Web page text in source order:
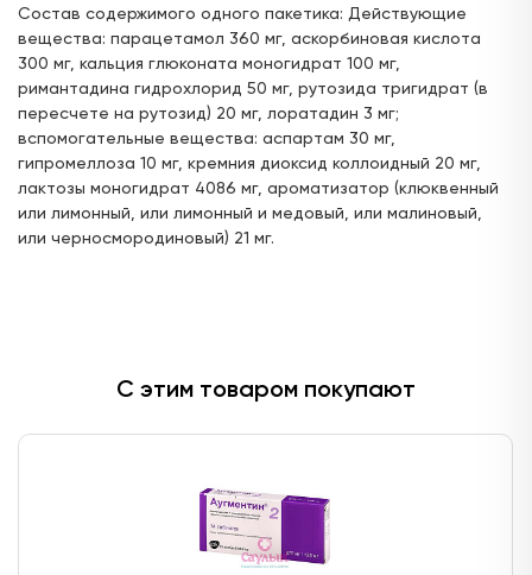
Доступно: 4321 В наличии: 1
ул. Ак. Парина, д.6 (напротив деревни
Универсиады)
24 часа
Цена:
338,65 ₽
Доступен для получения:
с 06.08.2026
Доступно: 4321 В наличии: 1
метро "Авиастроительная")
Доступен для получения:
Состав содержимого одного пакетика: Действующие
вещества: парацетамол 360 мг, аскорбиновая кислота
300 мг, кальция глюконата моногидрат 100 мг,
римантадина гидрохлорид 50 мг, рутозида тригидрат (в
пересчете на рутозид) 20 мг, лоратадин 3 мг;
вспомогательные вещества: аспартам 30 мг,
гипромеллоза 10 мг, кремния диоксид коллоидный 20 мг,
лактозы моногидрат 4086 мг, ароматизатор (клюквенный
или лимонный, или лимонный и медовый, или малиновый,
или черносмородиновый) 21 мг.
С этим товаром покупают